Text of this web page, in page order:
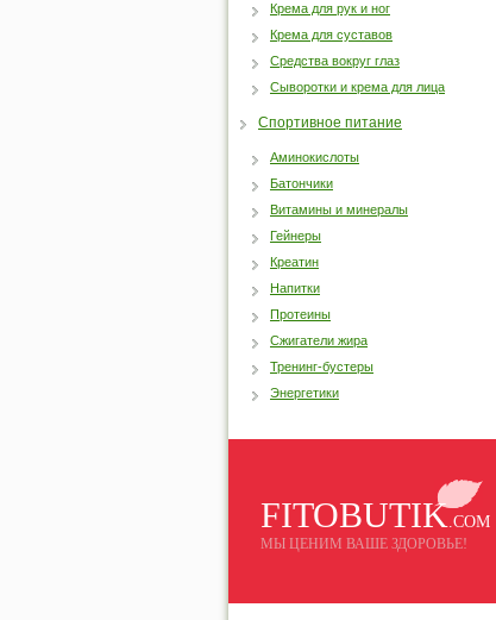
Крема для рук и ног
Крема для суставов
Средства вокруг глаз
Сыворотки и крема для лица
Спортивное питание
Аминокислоты
Батончики
Витамины и минералы
Гейнеры
Креатин
Напитки
Протеины
Сжигатели жира
Тренинг-бустеры
Энергетики
FITOBUTIK.COM
МЫ ЦЕНИМ ВАШЕ ЗДОРОВЬЕ!